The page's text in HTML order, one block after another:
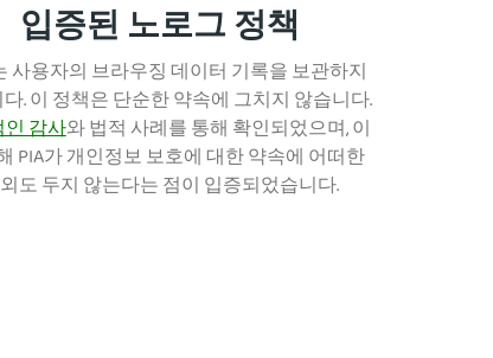
입증된 노로그 정책
사용자의 브라우징 데이터 기록을 보관하지
. 이 정책은 단순한 약속에 그치지 않습니다.
감사와 법적 사례를 통해 확인되었으며, 이
PIA가 개인정보 보호에 대한 약속에 어떠한
도 두지 않는다는 점이 입증되었습니다.